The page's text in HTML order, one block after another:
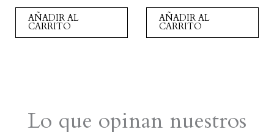
original
era:
AÑADIR AL
CARRITO
original
era:
AÑADIR AL
CARRITO
Lo que opinan nuestros